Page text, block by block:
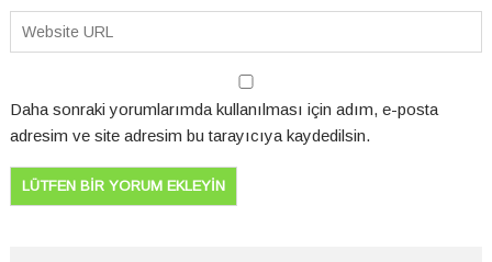
Daha sonraki yorumlarımda kullanılması için adım, e-posta
adresim ve site adresim bu tarayıcıya kaydedilsin.